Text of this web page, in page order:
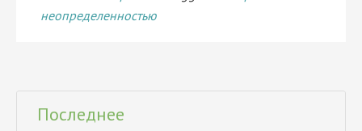
неопределенностью
Последнее